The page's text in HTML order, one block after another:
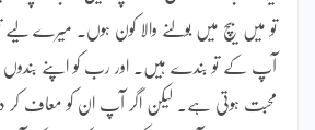
تو میں بیچ میں بولنے والا کون ہوں۔ میرے لیے
آپ کے تو بندے ہیں۔ اور رب کو اپنے
محبت ہوتی ہے۔ لیکن اگر آپ ان کو معاف کر